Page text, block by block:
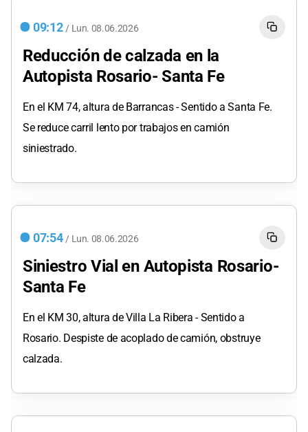
09:12 / Lun. 08.06.2026
Reducción de calzada en la
Autopista Rosario- Santa Fe
En el KM 74, altura de Barrancas - Sentido a Santa Fe.
Se reduce carril lento por trabajos en camión
siniestrado.
07:54 / Lun. 08.06.2026
Siniestro Vial en Autopista Rosario-
Santa Fe
En el KM 30, altura de Villa La Ribera - Sentido a
Rosario. Despiste de acoplado de camión, obstruye
calzada.